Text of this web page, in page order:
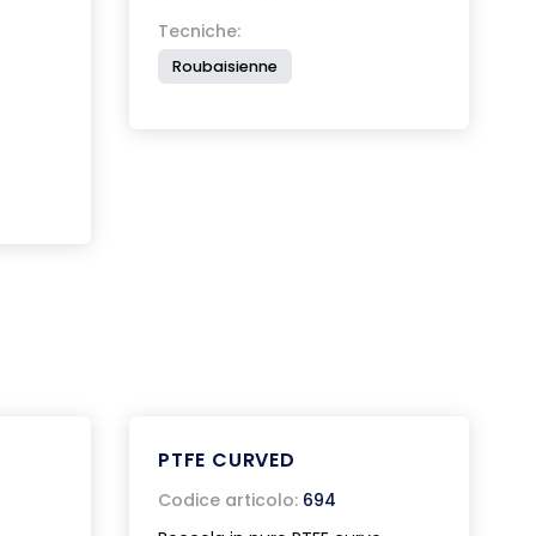
Tecniche:
Roubaisienne
PTFE CURVED
Codice articolo: 694